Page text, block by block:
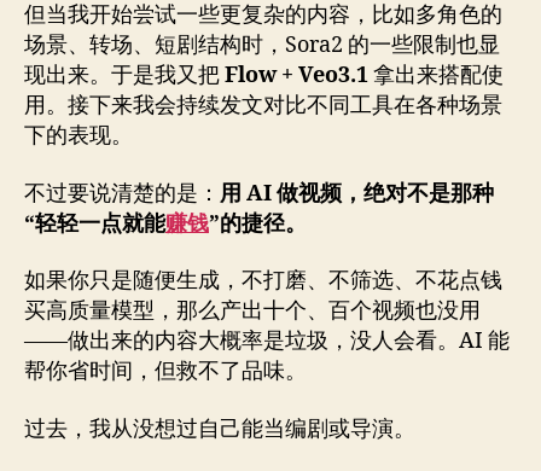
但当我开始尝试一些更复杂的内容，比如多角色的
场景、转场、短剧结构时，Sora2 的一些限制也显
现出来。于是我又把Flow + Veo3.1拿出来搭配使
用。接下来我会持续发文对比不同工具在各种场景
下的表现。
不过要说清楚的是： 用 AI 做视频，绝对不是那种
“轻轻一点就能赚钱”的捷径。
如果你只是随便生成，不打磨、不筛选、不花点钱
买高质量模型，那么产出十个、百个视频也没用
——做出来的内容大概率是垃圾，没人会看。AI 能
帮你省时间，但救不了品味。
过去，我从没想过自己能当编剧或导演。